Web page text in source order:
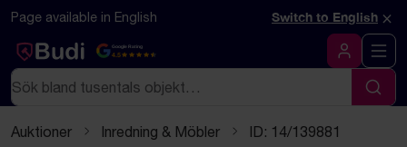
Hoppa till innehåll
Textbaserad (markdown) version av denna sida
Page available in English Switch to English ×
Google Rating
4.5
Logga in
Sök
Sök
Auktioner Inredning & Möbler ID: 14/139881